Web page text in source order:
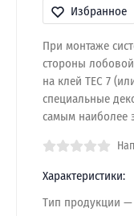
Избранное
При монтаже
стороны
на клей ТЕС 7
специальные
самым наиболее
Характеристики:
Тип продукции